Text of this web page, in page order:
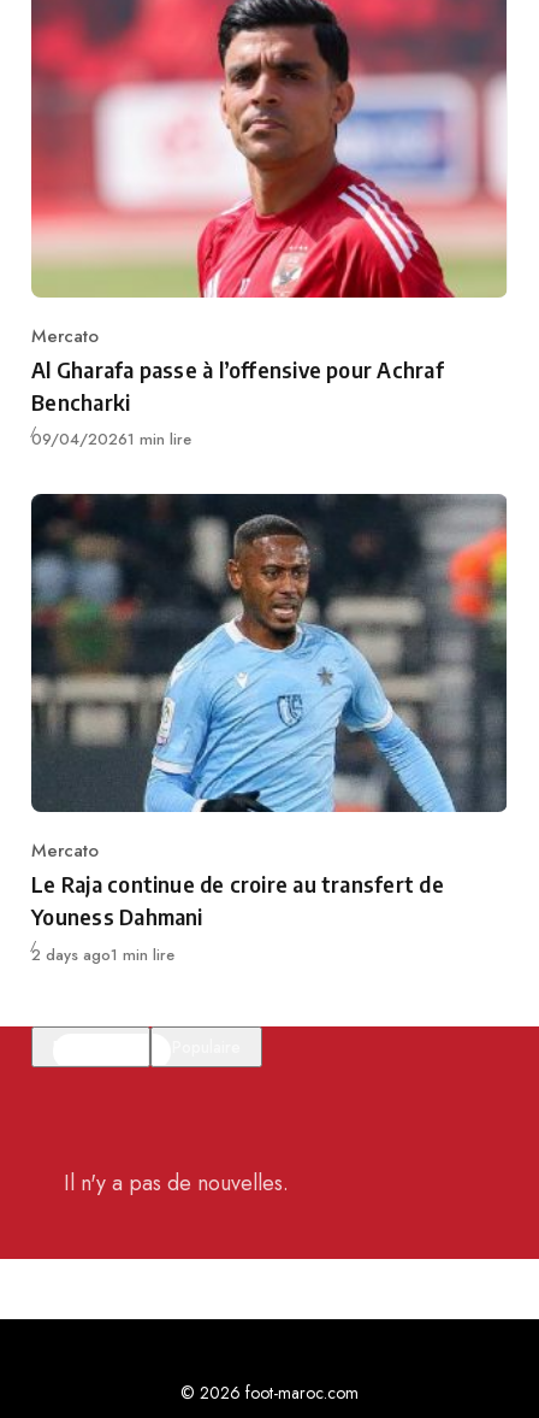
Category
Mercato
Al Gharafa passe à l’offensive pour Achraf
Bencharki
Publié
09/04/20261 min lire
Category
Mercato
Le Raja continue de croire au transfert de
Youness Dahmani
Publié
2 days ago1 min lire
Il n'y a pas de nouvelles.
© 2026 foot-maroc.com